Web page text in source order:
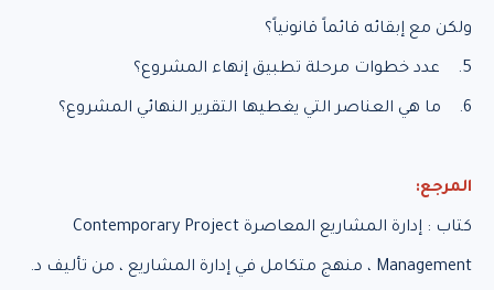
ولكن مع إبقائه قائماً قانونياً؟
5. عدد خطوات مرحلة تطبيق إنهاء المشروع؟
6. ما هي العناصر التي يغطيها التقرير النهائي المشروع؟
المرجع:
كتاب : إدارة المشاريع المعاصرة Contemporary Project
Management ، منهج متكامل في إدارة المشاريع ، من تأليف د.